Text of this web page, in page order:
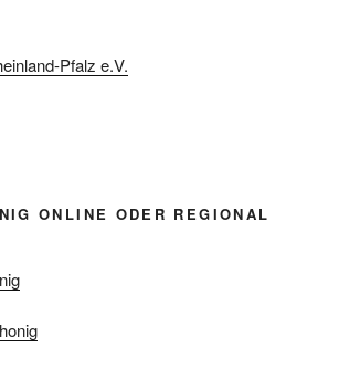
Pfalz e.V.
ONLINE ODER REGIONAL